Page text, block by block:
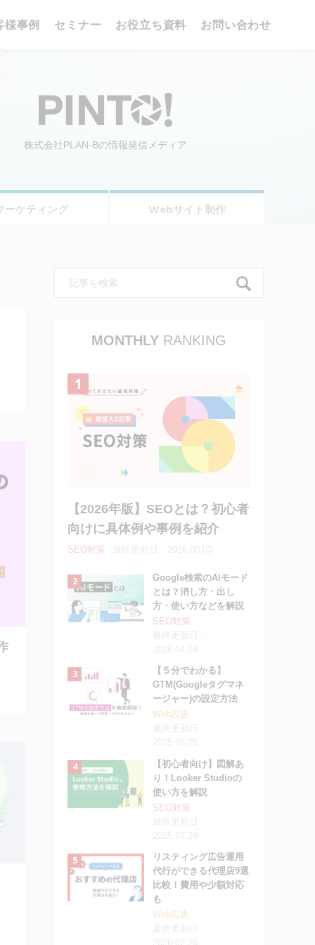
様事例 セミナー お役立ち資料 お問い合わせ
株式会社PLAN-Bの情報発信メディア
ーケティング Webサイト制作
MONTHLY RANKING
【2026年版】SEOとは？初心者
向けに具体例や事例を紹介
SEO対策
Google検索のAIモード
とは？消し方・出し
方・使い方などを解説
SEO対策
【５分でわかる】
GTM(Googleタグマネ
ージャー)の設定方法
Web広告
【初心者向け】図解あ
り！Looker Studioの
使い方を解説
SEO対策
リスティング広告運用
代行ができる代理店9選
比較！費用や少額対応
も
Web広告